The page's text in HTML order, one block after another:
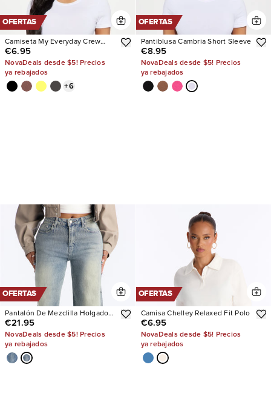
OFERTAS
Camiseta My Everyday Crew
Neck
€6.95
NovaDeals desde $5! Precios
ya rebajados
+6
OFERTAS
Pantiblusa Cambria Short Sleeve
€8.95
NovaDeals desde $5! Precios
ya rebajados
OFERTAS
Pantalón De Mezclilla Holgado
Next Chapter Baggy
€21.95
NovaDeals desde $5! Precios
ya rebajados
OFERTAS
Camisa Chelley Relaxed Fit Polo
€6.95
NovaDeals desde $5! Precios
ya rebajados